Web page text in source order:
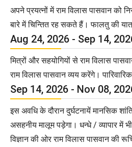
अपने प्रयत्नों में राम विलास पासवान को
बारे में चिन्तित रह सकते हैं। फालतु की
Aug 24, 2026 - Sep 14,
मित्रों और सहयोगियों से राम विलास
राम विलास पासवान व्यय करेंगे।
Sep 14, 2026 - Nov 08,
इस अवधि के दौरान दुर्घटनायें मानसिक
असहनीय मालूम पड़ेगा। धन्धे / व्यापार में
विज्ञान की ओर राम विलास पासवान की